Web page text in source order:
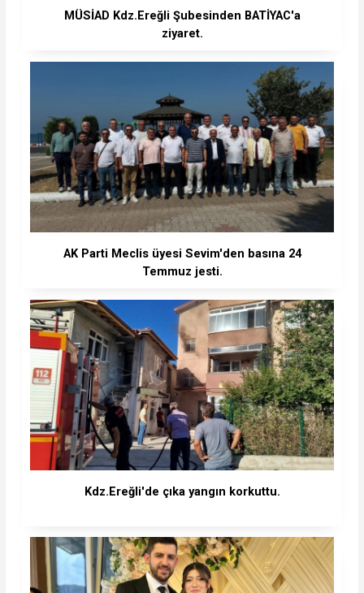
MÜSİAD Kdz.Ereğli Şubesinden BATİYAC'a
ziyaret.
AK Parti Meclis üyesi Sevim'den basına 24
Temmuz jesti.
Kdz.Ereğli'de çıka yangın korkuttu.